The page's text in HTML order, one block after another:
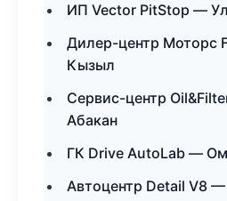
ИП Vector PitStop —
Дилер-центр Моторс
Кызыл
Сервис-центр
Абакан
ГК Drive AutoLab —
Автоцентр Detail V8